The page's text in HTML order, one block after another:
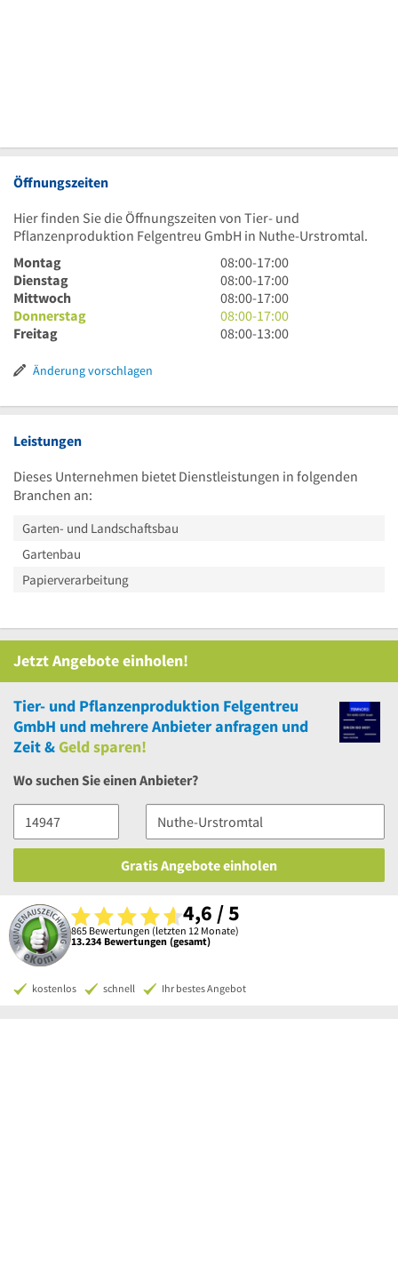
Öffnungszeiten
Hier finden Sie die Öffnungszeiten von Tier- und
Pflanzenproduktion Felgentreu GmbH in Nuthe-Urstromtal.
Montag
8
Uhr
bis
17
Uhr
08:00-17:00
Dienstag
8
Uhr
bis
17
08:00-17:00
Mittwoch
8
Uhr
bis
08:00-17:00
Donnerstag
8
Uhr
08:00-17:00
Freitag
8
Uhr
08:00-13:00
Änderung vorschlagen
Leistungen
Dieses Unternehmen bietet Dienstleistungen in folgenden
Branchen an:
Garten- und Landschaftsbau
Gartenbau
Papierverarbeitung
Jetzt Angebote einholen!
Tier- und Pflanzenproduktion Felgentreu
GmbH und mehrereAnbieter anfragen und
Zeit &Geld sparen!
Wo suchen Sie einen Anbieter?
Gratis Angebote einholen
4,6 / 5
865 Bewertungen (letzten 12 Monate)
13.234 Bewertungen (gesamt)
kostenlos schnell Ihr bestes Angebot